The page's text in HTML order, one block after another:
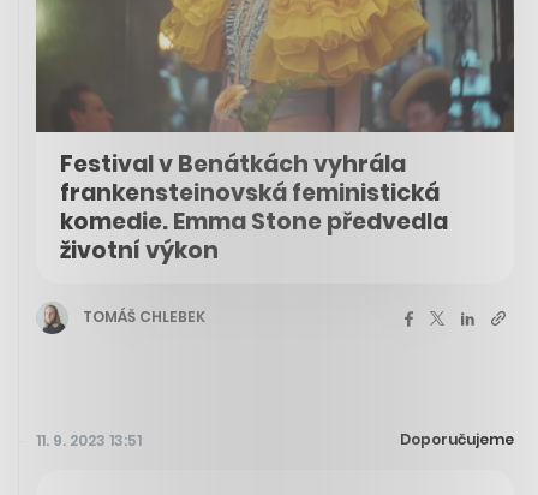
Festival v Benátkách vyhrála
frankensteinovská feministická
komedie. Emma Stone předvedla
životní výkon
TOMÁŠ CHLEBEK
11. 9. 2023 13:51 Doporučujeme